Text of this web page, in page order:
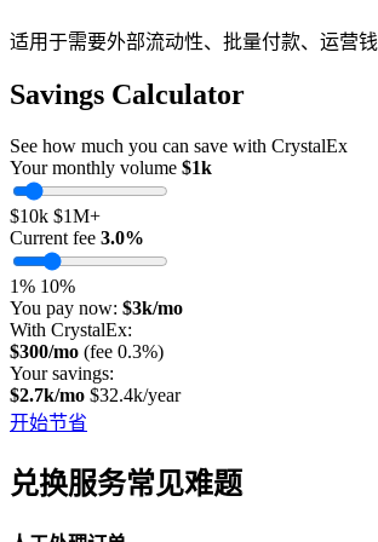
适用于需要外部流动性、批量付款、运营
Savings Calculator
See how much you can save with CrystalEx
Your monthly volume $1k
$10k $1M+
Current fee 3.0%
1% 10%
You pay now: $3k/mo
With CrystalEx:
$300/mo (fee 0.3%)
Your savings:
$2.7k/mo $32.4k/year
开始节省
兑换服务常见难题